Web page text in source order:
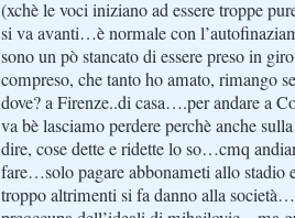
(xchè le voci iniziano ad essere troppe
si va avanti…è normale con
sono un pò stancato di essere preso in
compreso, che tanto ho amato, rimango
dove? a Firenze..di casa….per andare a
va bè lasciamo perdere perchè anche
dire, cose dette e ridette lo so…cmq
fare…solo pagare abbonameti allo
troppo altrimenti si fa danno alla